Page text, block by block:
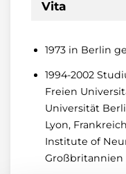
Vita
1973 in Berlin
1994-2002
Freien
Universität
Lyon,
Institute of
Großbritannien